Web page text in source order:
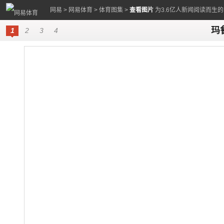
网易 > 网易体育 > 体育图集 > 查看图片 为3.6亿人新闻阅读而生
1 2 3 4 玛